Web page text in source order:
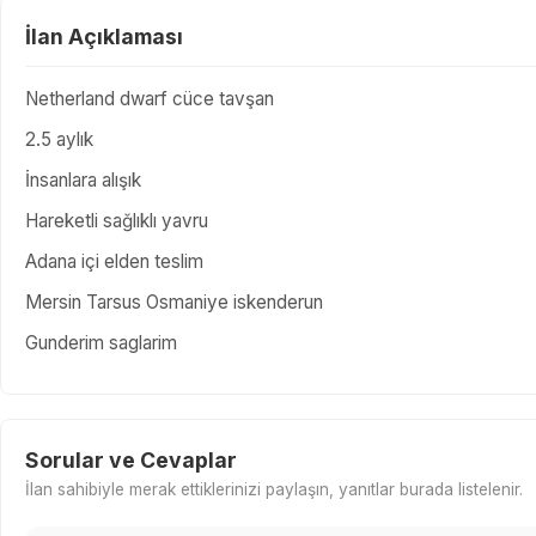
İlan Açıklaması
Netherland dwarf cüce tavşan
2.5 aylık
İnsanlara alışık
Hareketli sağlıklı yavru
Adana içi elden teslim
Mersin Tarsus Osmaniye iskenderun
Gunderim saglarim
Sorular ve Cevaplar
İlan sahibiyle merak ettiklerinizi paylaşın, yanıtlar burada listelenir.